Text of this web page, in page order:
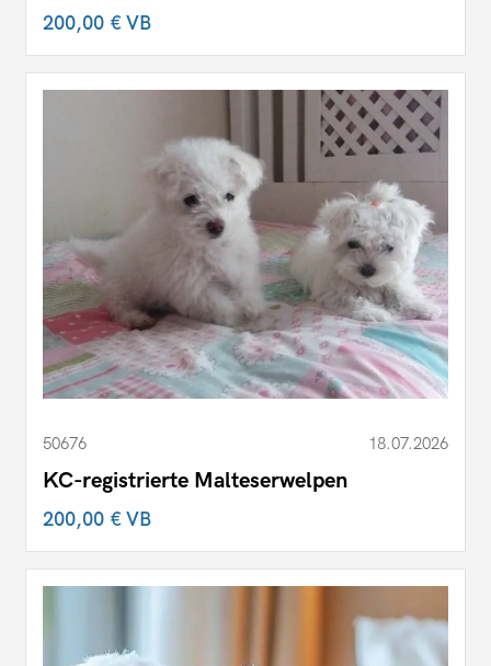
200,00 €VB
50676 18.07.2026
KC-registrierte Malteserwelpen
200,00 €VB